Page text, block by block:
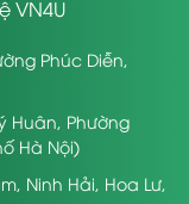
VN4U
Phúc Diễn,
Huân, Phường
Hà Nội)
Ninh Hải, Hoa Lư,